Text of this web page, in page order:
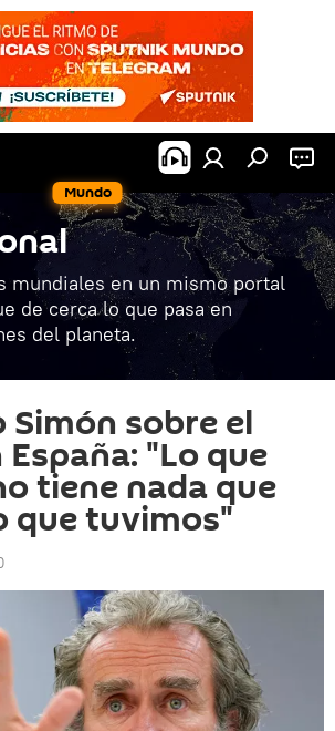
Mundo
mundiales en un mismo portal
de cerca lo que pasa en
del planeta.
Simón sobre el
España: "Lo que
tiene nada que
que tuvimos"